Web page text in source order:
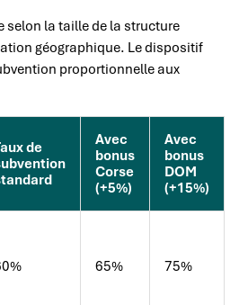
selon la taille de la structure
géographique. Le dispositif
proportionnelle aux
de
Avec
bonus
Corse
(+5%)
Avec
bonus
DOM
(+15%)
65% 75%